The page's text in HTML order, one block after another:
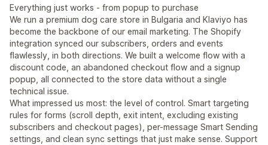
Everything just works - from popup to purchase
We run a premium dog care store in Bulgaria and Klaviyo has
become the backbone of our email marketing. The Shopify
integration synced our subscribers, orders and events
flawlessly, in both directions. We built a welcome flow with a
discount code, an abandoned checkout flow and a signup
popup, all connected to the store data without a single
technical issue.
What impressed us most: the level of control. Smart targeting
rules for forms (scroll depth, exit intent, excluding existing
subscribers and checkout pages), per-message Smart Sending
settings, and clean sync settings that just make sense. Support